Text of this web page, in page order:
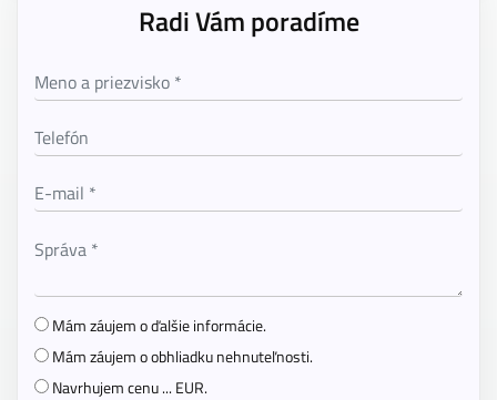
Radi Vám poradíme
Mám záujem o ďalšie informácie.
Mám záujem o obhliadku nehnuteľnosti.
Navrhujem cenu ... EUR.